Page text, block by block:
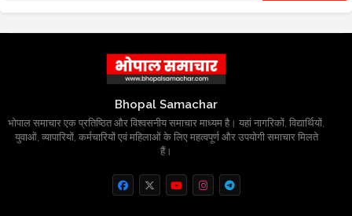
Bhopal Samachar
भोपाल समाचार एक प्रतिष्ठित और विश्वसनीय समाचार माध्यम है। यहां नागरिकों, विद्यार्थियों,
युवाओं, व्यापारियों, कर्मचारियों एवं महिलाओं के लिए महत्वपूर्ण और उपयोगी समाचार मिलते
हैं।